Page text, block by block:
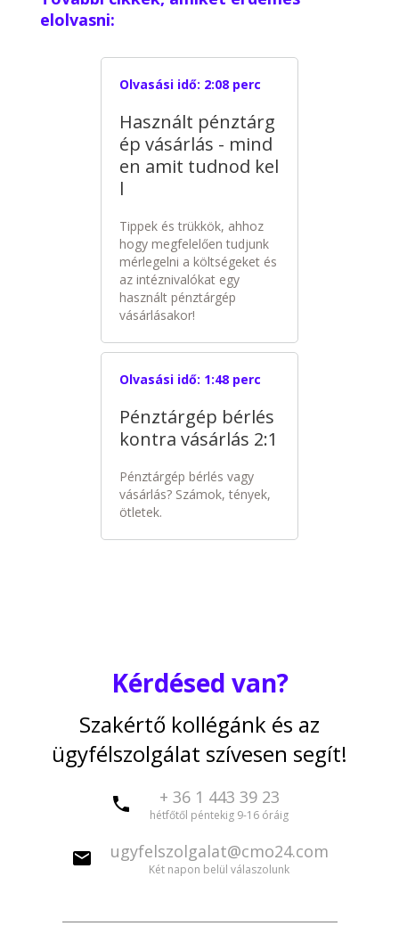
elolvasni:
Olvasási idő: 2:08 perc
Használt pénztárg
ép vásárlás - mind
en amit tudnod kel
l
Tippek és trükkök, ahhoz
hogy megfelelően tudjunk
mérlegelni a költségeket és
az intéznivalókat egy
használt pénztárgép
vásárlásakor!
Olvasási idő: 1:48 perc
Pénztárgép bérlés
kontra vásárlás 2:1
Pénztárgép bérlés vagy
vásárlás? Számok, tények,
ötletek.
Kérdésed van?
Szakértő kollégánk és az
ügyfélszolgálat szívesen segít!
+ 36 1 443 39 23
hétfőtől péntekig 9-16 óráig
ugyfelszolgalat@cmo24.com
Két napon belül válaszolunk